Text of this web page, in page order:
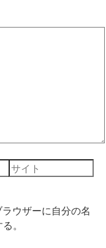
サ
イ
ウザーに自分の名
。